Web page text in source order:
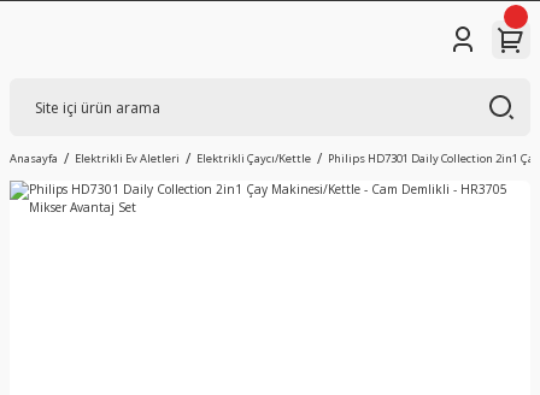
Anasayfa Elektrikli Ev Aletleri Elektrikli Çaycı/Kettle Philips HD7301 Daily Collection 2in1